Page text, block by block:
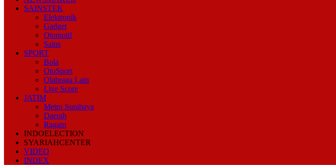
SAINSTEK
Elektronik
Gadget
Otomotif
Sains
SPORT
Bola
OtoSport
Olahraga Lain
Live Score
JATIM
Metro Surabaya
Daerah
Ragam
INDOELECTION
SYARIAHCENTER
VIDEO
INDEX